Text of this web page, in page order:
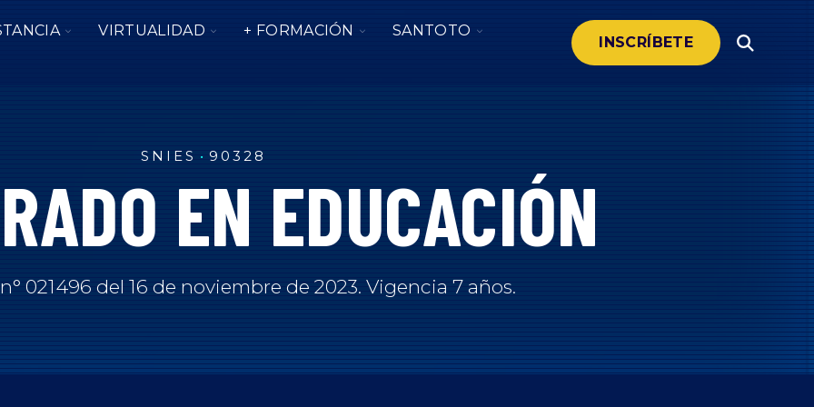
TOGGLEVIRTUALIDAD TOGGLE+ FORMACIÓN TOGGLESANTOTO TOGGLE
INSCRÍBETE
Open
Search
SNIES 90328
EN EDUCACIÓN
021496 del 16 de noviembre de 2023. Vigencia 7 años.